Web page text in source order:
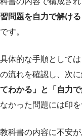
習問題を自力で解け
です。
具体的な手順として
の流れを確認し、次
てわかる」と「自力
なかった問題には印
教科書の内容に不安